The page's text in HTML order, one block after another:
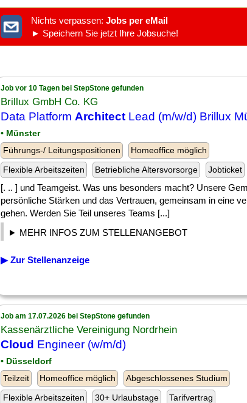
Nichts verpassen: Jobs per eMail
► Speichern Sie jetzt Ihre Jobsuche!
Job vor 10 Tagen bei StepStone gefunden
Brillux GmbH Co. KG
Data Platform Architect Lead (m/w/d) Brillux
• Münster
Führungs-/ Leitungspositionen
Homeoffice möglich
Flexible Arbeitszeiten
Betriebliche Altersvorsorge Jobticket
[. .. ] und Teamgeist. Was uns besonders macht? Unsere
persönliche Stärken und das Vertrauen, gemeinsam in eine
gehen. Werden Sie Teil unseres Teams [...]
MEHR INFOS ZUM STELLENANGEBOT
▶ Zur Stellenanzeige
Job am 17.07.2026 bei StepStone gefunden
Kassenärztliche Vereinigung Nordrhein
Cloud Engineer (w/m/d)
• Düsseldorf
Teilzeit
Homeoffice möglich
Abgeschlossenes Studium
Flexible Arbeitszeiten
30+ Urlaubstage Tarifvertrag